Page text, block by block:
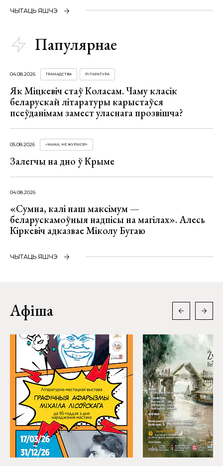
ЧЫТАЦЬ ЯШЧЭ
Папулярнае
04.08.2026 ГРАМАДСТВА ЛІТАРАТУРА
Як Міцкевіч стаў Коласам. Чаму класік
беларускай літаратуры карыстаўся
псеўданімам замест уласнага прозвішча?
05.08.2026 «МАМА, НЕ ЖУРЫСЯ!»
Залегчы на дно ў Крыме
04.08.2026
«Сумна, калі наш максімум —
беларускамоўныя надпісы на магілах». Алесь
Кіркевіч адказвае Міколу Бугаю
ЧЫТАЦЬ ЯШЧЭ
Афіша